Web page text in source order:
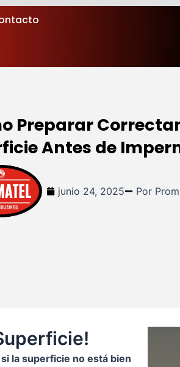
Preparar
Antes de
junio 24, 2025 Por
la superficie no está bien